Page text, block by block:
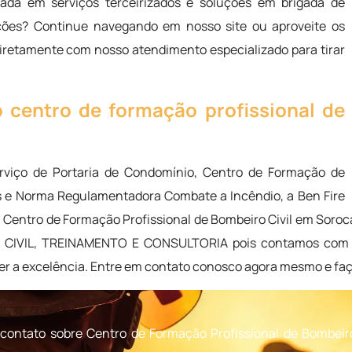
Continue navegando em nosso site ou aproveite os
com nosso atendimento especializado para tirar
centro de formação profissional de
de Portaria de Condomínio, Centro de Formação de
Norma Regulamentadora Combate a Incêndio, a Ben Fire
de Formação Profissional de Bombeiro Civil em
TREINAMENTO E CONSULTORIA pois contamos
a excelência. Entre em contato conosco agora mesmo e
sobre Centro de Formação Profissional de